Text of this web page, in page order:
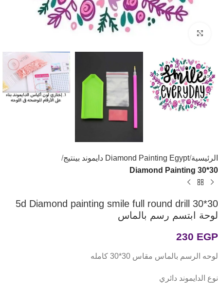
الرئيسية Diamond Painting Egypt دايموند بينتيج
Diamond Painting 30*30
5d Diamond painting smile full round drill 30*30
لوحة ابتسم رسم بالماس
230 EGP
لوحه الرسم بالماس مقاس 30*30 كامله
نوع الدايموند دائري